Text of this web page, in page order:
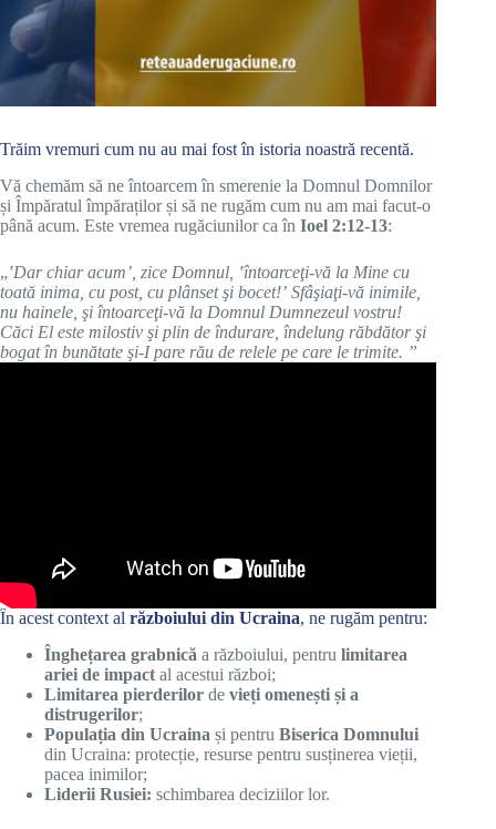
Trăim vremuri cum nu au mai fost în istoria noastră recentă.
Vă chemăm să ne întoarcem în smerenie la Domnul Domnilor
și Împăratul împăraților și să ne rugăm cum nu am mai facut-o
până acum. Este vremea rugăciunilor ca în Ioel 2:12-13:
„ʽDar chiar acumʼ, zice Domnul, ʽîntoarceţi-vă la Mine cu
toată inima, cu post, cu plânset şi bocet!ʼ Sfâşiaţi-vă inimile,
nu hainele, şi întoarceţi-vă la Domnul Dumnezeul vostru!
Căci El este milostiv şi plin de îndurare, îndelung răbdător şi
bogat în bunătate şi-I pare rău de relele pe care le trimite. ”
În acest context al războiului din Ucraina, ne rugăm pentru:
Înghețarea grabnică a războiului, pentru limitarea
ariei de impact al acestui război;
Limitarea pierderilor de vieți omenești și a
distrugerilor;
Populația din Ucraina și pentru Biserica Domnului
din Ucraina: protecție, resurse pentru susținerea vieții,
pacea inimilor;
Liderii Rusiei: schimbarea deciziilor lor.